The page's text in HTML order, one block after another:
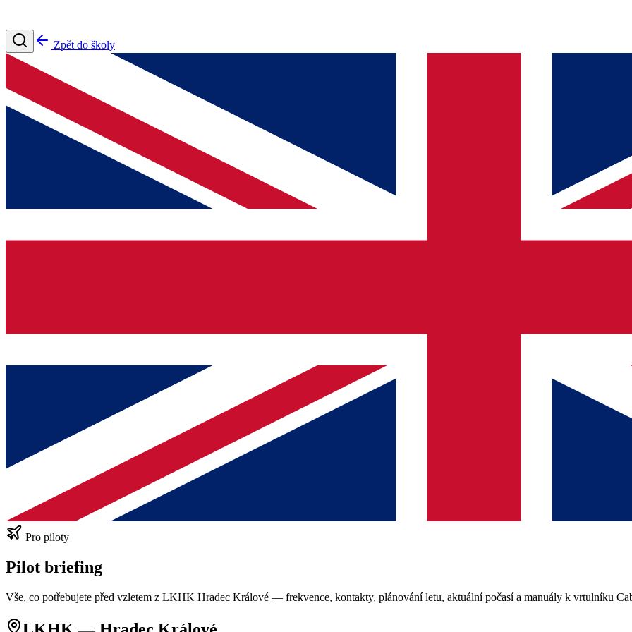
Zpět do školy
Pro piloty
Pilot briefing
Vše, co potřebujete před vzletem z LKHK Hradec Králové — frekvence, kontakty, plánování letu, aktuální počasí a manuály k vrtulníku